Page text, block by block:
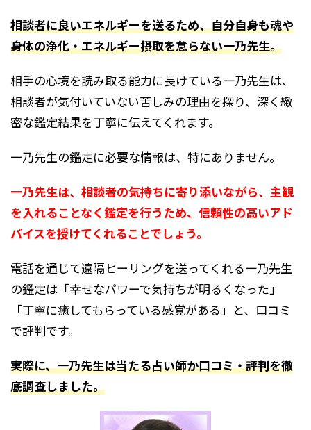
相談者に良いエネルギーを送るため、自分自身も魂や
身体の浄化・エネルギー摂取を怠らない一乃先生。
相手の心境を読み取る能力に長けている一乃先生は、
相談者が気付いていない苦しみの理由を探り、深く緻
密な鑑定結果を丁寧に伝えてくれます。
一乃先生の鑑定に必要な情報は、特にありません。
一乃先生は、相談者の気持ちに寄り添いながら、主観
を入れることなく鑑定を行うため、信頼性の高いアド
バイスを授けてくれることでしょう。
電話を通じて遠隔ヒーリングを送ってくれる一乃先生
の鑑定は「幸せなパワーで気持ちが明るくなった」
「丁寧に癒してもらっている感覚がある」と、口コミ
で評判です。
実際に、一乃先生は当たる占い師か口コミ・評判を徹
底調査しました。